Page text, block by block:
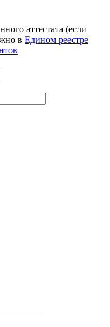
аттестата (если
в Едином реестре